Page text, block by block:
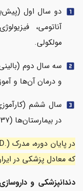
looks_one دو سال اول
آناتومی،
مولکولی.
looks_two سه سال دوم
و درمان آن‌ها و
looks_3 سال ششم
در بیمارستان‌ها (۳۷ هفته).
که معادل پزشکی در
دندانپزشکی و